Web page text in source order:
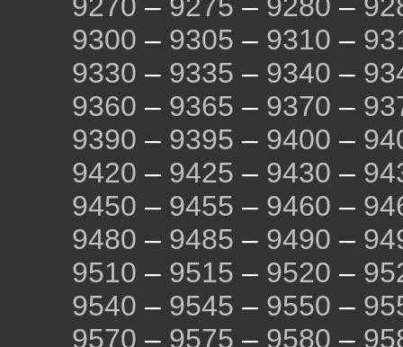
9270 – 9275 – 9280 –
9300 – 9305 – 9310 –
9330 – 9335 – 9340 –
9360 – 9365 – 9370 –
9390 – 9395 – 9400 –
9420 – 9425 – 9430 –
9450 – 9455 – 9460 –
9480 – 9485 – 9490 –
9510 – 9515 – 9520 –
9540 – 9545 – 9550 –
9570 – 9575 – 9580 –